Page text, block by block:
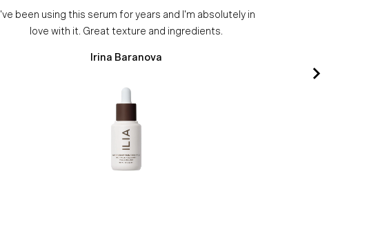
I've been using this serum for years and I'm absolutely in
love with it. Great texture and ingredients.
Irina Baranova